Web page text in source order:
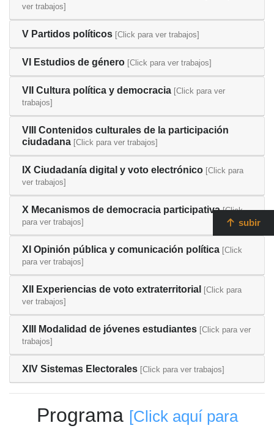
ver trabajos]
V Partidos políticos [Click para ver trabajos]
VI Estudios de género [Click para ver trabajos]
VII Cultura política y democracia [Click para ver
trabajos]
VIII Contenidos culturales de la participación
ciudadana [Click para ver trabajos]
IX Ciudadanía digital y voto electrónico [Click para
ver trabajos]
X Mecanismos de democracia participativa [Click
para ver trabajos]
XI Opinión pública y comunicación política [Click
para ver trabajos]
XII Experiencias de voto extraterritorial [Click para
ver trabajos]
XIII Modalidad de jóvenes estudiantes [Click para ver
trabajos]
XIV Sistemas Electorales [Click para ver trabajos]
Programa [Click aquí para
subir